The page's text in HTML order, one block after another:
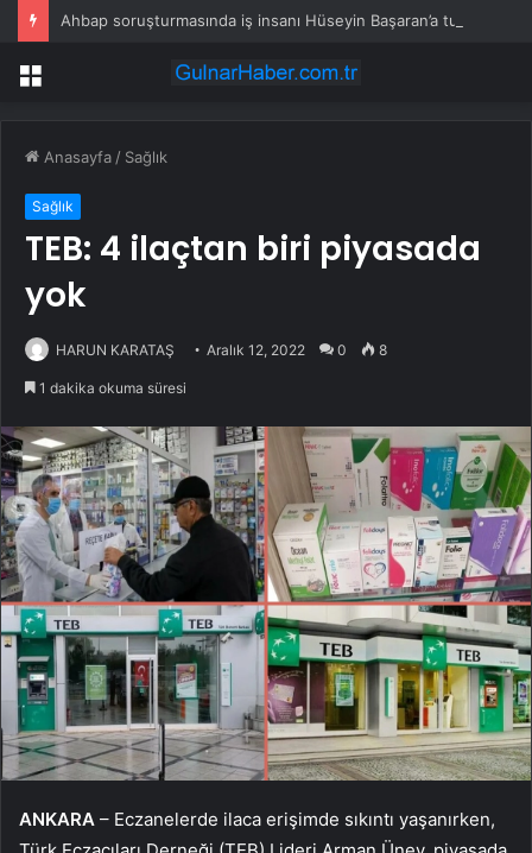
Menü
Anasayfa / Sağlık
Sağlık
TEB: 4 ilaçtan biri piyasada
yok
HARUN KARATAŞ Aralık 12, 2022 0 8
1 dakika okuma süresi
ANKARA – Eczanelerde ilaca erişimde sıkıntı yaşanırken,